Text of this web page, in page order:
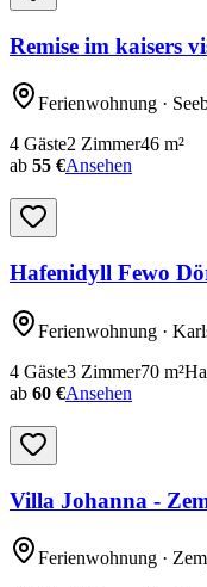
Remise im kaisers
Ferienwohnung ·
4 Gäste2 Zimmer46 m²
ab 55 €Ansehen
Hafenidyll Fewo
Ferienwohnung ·
4 Gäste3 Zimmer70 m²
ab 60 €Ansehen
Villa Johanna -
Ferienwohnung ·